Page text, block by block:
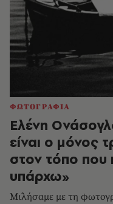
ΦΩΤΟΓΡΑΦΙΑ
Ελένη
είναι ο μόνος
στον τόπο που
υπάρχω»
Μιλήσαμε με τη